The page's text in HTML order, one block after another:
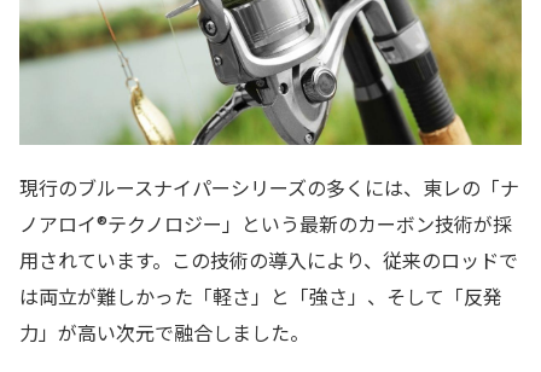
現行のブルースナイパーシリーズの多くには、東レの「ナ
ノアロイ®テクノロジー」という最新のカーボン技術が採
用されています。この技術の導入により、従来のロッドで
は両立が難しかった「軽さ」と「強さ」、そして「反発
力」が高い次元で融合しました。